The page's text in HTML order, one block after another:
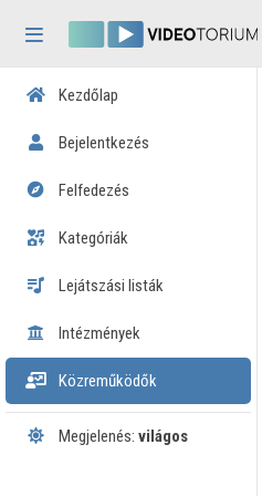
Kezdőlap
Bejelentkezés
Felfedezés
Kategóriák
Lejátszási listák
Intézmények
Közreműködők
Megjelenés: világos